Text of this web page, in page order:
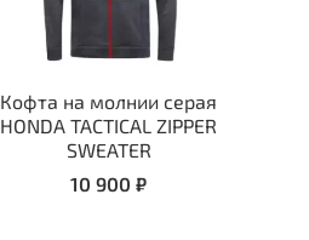
Кофта на молнии серая
HONDA TACTICAL ZIPPER
SWEATER
10 900 ₽